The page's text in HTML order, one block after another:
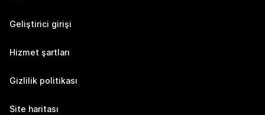
Geliştirici girişi
Hizmet şartları
Gizlilik politikası
Site haritası